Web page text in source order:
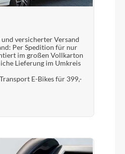
versicherter Versand
Per Spedition für nur
im großen Vollkarton
Lieferung im Umkreis
E-Bikes für 399,-